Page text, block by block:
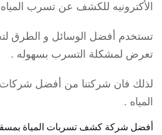
الأكترونيه للكشف عن تسرب
تستخدم أفضل الوسائل و الطرق
تعرض لمشكلة التسرب بسهوله .
لذلك فان شركتنا من أفضل
المياه .
أفضل شركة كشف تسربات المياة